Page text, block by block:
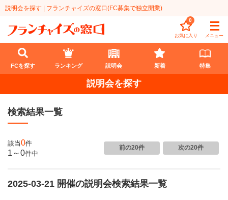
説明会を探す | フランチャイズの窓口(FC募集で独立開業)
お気に入り
0
メニュー
FCを探す
業種
代理店業
飲食・菓子業
開業資金
101万円～300万円
北海道
ランキング
FCを探す ランキング 説明会 新着 特集
説明会を探す
検索結果一覧
該当0件
1～0件中
前の20件 次の20件
2025-03-21 開催の説明会検索結果一覧